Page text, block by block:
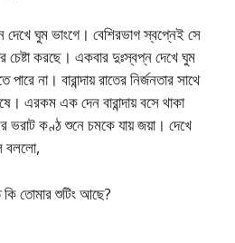
দেখে ঘুম ভাংগে। বেশিরভাগ স্বপ্নেই সে
চেষ্টা করছে। একবার দুঃস্বপ্ন দেখে ঘুম
না। বারান্দায় রাতের নির্জনতার সাথে
এরকম এক দেন বারান্দায় বসে থাকা
ভরাট কণ্ঠ শুনে চমকে যায় জয়া। দেখে
বললো,
তোমার শুটিং আছে?